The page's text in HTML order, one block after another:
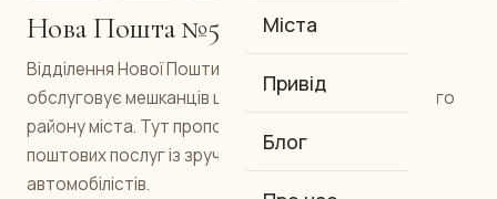
Міста
Привід
Блог
Нова Пошта №5 (Тяжилів)
Відділення Нової Пошти №5 у мікрорайоні Тяжилів
обслуговує мешканців цього активно забудованого
району міста. Тут пропонується повний комплекс
поштових послуг із зручним доступом для
автомобілістів.